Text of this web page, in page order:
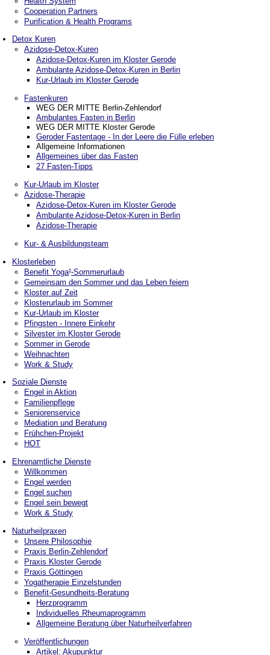
Cooperation Partners
Purification & Health Programs
Detox Kuren
Azidose-Detox-Kuren
Azidose-Detox-Kuren im Kloster Gerode
Ambulante Azidose-Detox-Kuren in Berlin
Kur-Urlaub im Kloster Gerode
Fastenkuren
WEG DER MITTE Berlin-Zehlendorf
Ambulantes Fasten in Berlin
WEG DER MITTE Kloster Gerode
Geroder Fastentage - In der Leere die Fülle erleben
Allgemeine Informationen
Allgemeines über das Fasten
27 Fasten-Tipps
Kur-Urlaub im Kloster
Azidose-Therapie
Azidose-Detox-Kuren im Kloster Gerode
Ambulante Azidose-Detox-Kuren in Berlin
Azidose-Therapie
Kur- & Ausbildungsteam
Klosterleben
Benefit Yoga®-Sommerurlaub
Gemeinsam den Sommer und das Leben feiern
Kloster auf Zeit
Klosterurlaub im Sommer
Kur-Urlaub im Kloster
Pfingsten - Innere Einkehr
Silvester im Kloster Gerode
Sommer in Gerode
Weihnachten
Work & Study
Soziale Dienste
Engel in Aktion
Familienpflege
Seniorenservice
Mediation und Beratung
Frühchen-Projekt
HOT
Ehrenamtliche Dienste
Willkommen
Engel werden
Engel suchen
Engel sein bewegt
Work & Study
Naturheilpraxen
Unsere Philosophie
Praxis Berlin-Zehlendorf
Praxis Kloster Gerode
Praxis Göttingen
Yogatherapie Einzelstunden
Benefit-Gesundheits-Beratung
Herzprogramm
Individuelles Rheumaprogramm
Allgemeine Beratung über Naturheilverfahren
Veröffentlichungen
Artikel: Akupunktur